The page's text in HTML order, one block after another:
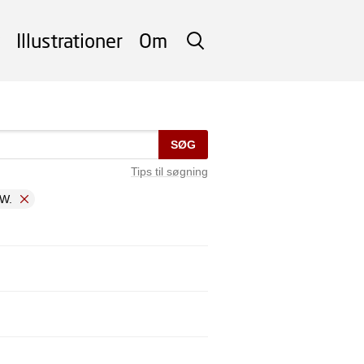
SØG
Illustrationer Om
SØG
Tips til søgning